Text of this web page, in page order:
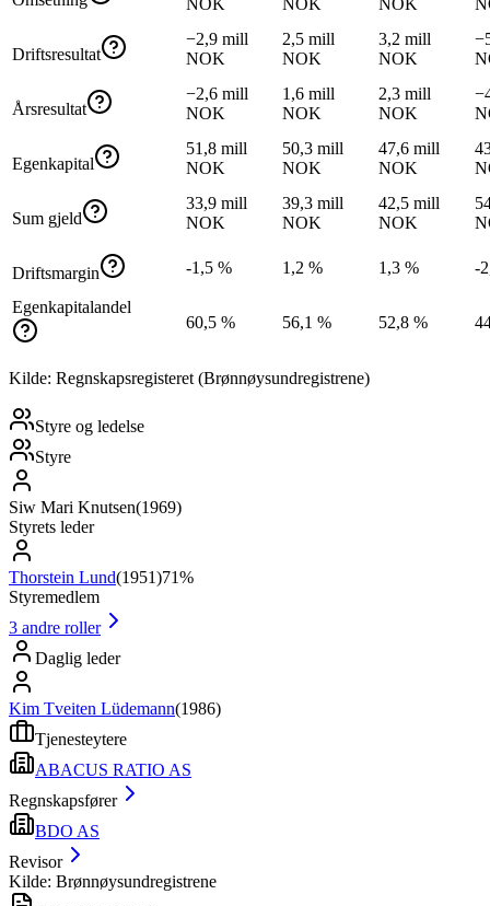
Driftsresultat
−2,9 mill
NOK
2,5 mill
NOK
3,2 mill
NOK
Årsresultat
−2,6 mill
NOK
1,6 mill
NOK
2,3 mill
NOK
Egenkapital
51,8 mill
NOK
50,3 mill
NOK
47,6 mill
NOK
Sum gjeld
33,9 mill
NOK
39,3 mill
NOK
42,5 mill
NOK
Driftsmargin -1,5 % 1,2 % 1,3 % -
Egenkapitalandel
60,5 %
56,1 % 52,8 %
Kilde: Regnskapsregisteret (Brønnøysundregistrene)
Styre og ledelse
Styre
Siw Mari Knutsen(1969)
Styrets leder
Thorstein Lund(1951)71%
Styremedlem
3 andre roller
Daglig leder
Kim Tveiten Lüdemann(1986)
Tjenesteytere
ABACUS RATIO AS
Regnskapsfører
BDO AS
Revisor
Kilde: Brønnøysundregistrene